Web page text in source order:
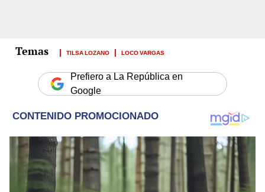
TILSA LOZANO LOCO VARGAS
Prefiero a La República en
Google